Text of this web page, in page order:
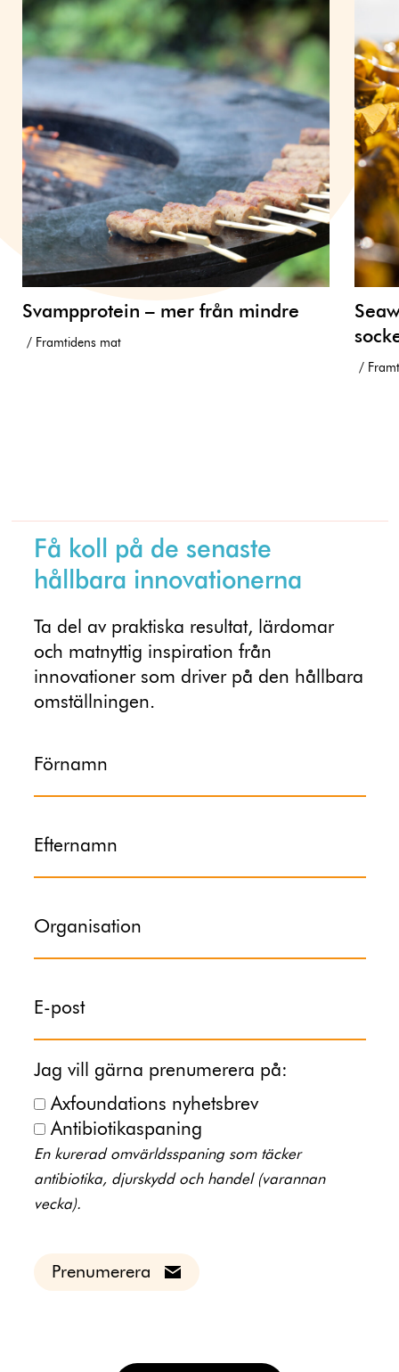
Svampprotein – mer från mindre
Framtidens mat
Få koll på de senaste
hållbara innovationerna
Ta del av praktiska resultat, lärdomar
och matnyttig inspiration från
innovationer som driver på den hållbara
omställningen.
Förnamn
Efternamn
Organisation
E-post
Jag vill gärna prenumerera på:
Axfoundations nyhetsbrev
Antibiotikaspaning
En kurerad omvärldsspaning som täcker
antibiotika, djurskydd och handel (varannan
vecka).
Prenumerera